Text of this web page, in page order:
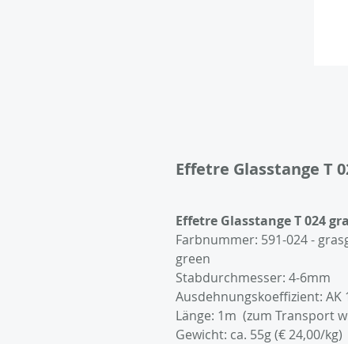
Effetre Glasstange T
Effetre Glasstange T 024
Farbnummer: 591-024 -
green
Stabdurchmesser: 4-6mm
Ausdehnungskoeffizient: AK
Länge: 1m (zum Transport
Gewicht: ca. 55g (€ 24,00/kg)